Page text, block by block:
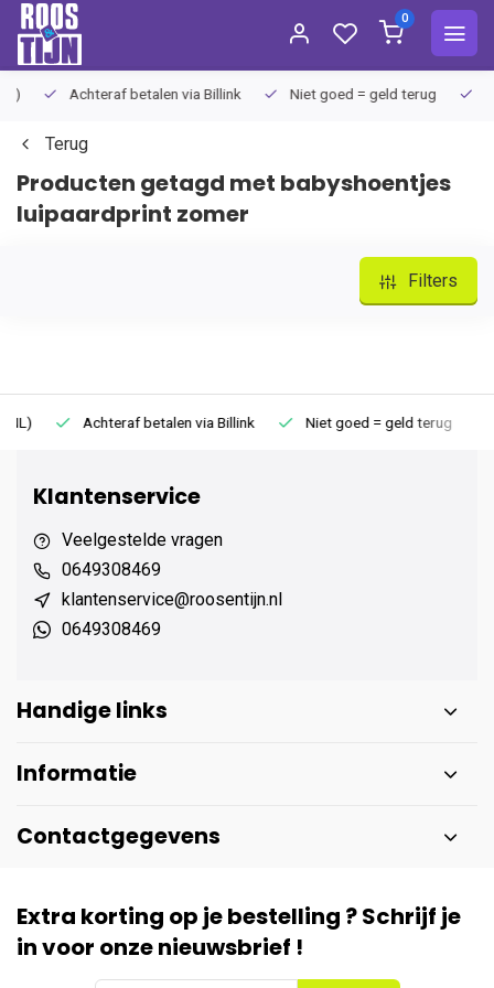
0
Achteraf betalen via Billink Niet goed = geld terug
Terug
Producten getagd met babyshoentjes
luipaardprint zomer
Filters
Achteraf betalen via Billink Niet goed = geld terug
Klantenservice
Veelgestelde vragen
0649308469
klantenservice@roosentijn.nl
0649308469
Handige links
Informatie
Contactgegevens
Extra korting op je bestelling ? Schrijf je
in voor onze nieuwsbrief !